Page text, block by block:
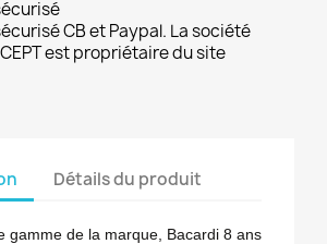
CB et Paypal. La société
est propriétaire du site
Détails du produit
gamme de la marque, Bacardi 8 ans